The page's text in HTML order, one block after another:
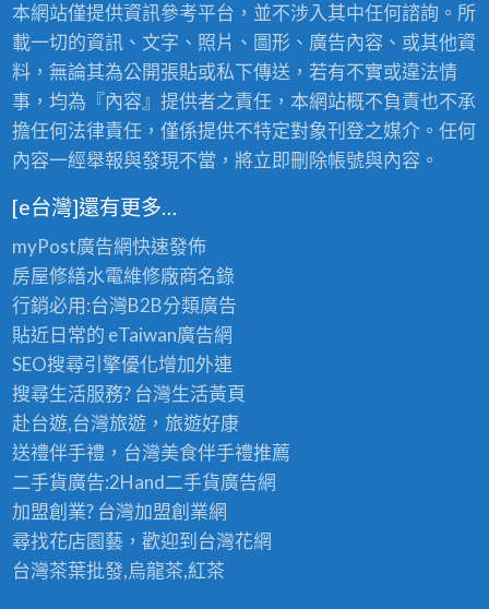
本網站僅提供資訊參考平台，並不涉入其中任何諮詢。所
載一切的資訊、文字、照片、圖形、廣告內容、或其他資
料，無論其為公開張貼或私下傳送，若有不實或違法情
事，均為『內容』提供者之責任，本網站概不負責也不承
擔任何法律責任，僅係提供不特定對象刊登之媒介。任何
內容一經舉報與發現不當，將立即刪除帳號與內容。
[e台灣]還有更多…
myPost廣告網快速發佈
房屋修繕水電維修廠商名錄
行銷必用:台灣B2B分類廣告
貼近日常的 eTaiwan廣告網
SEO搜尋引擎優化增加外連
搜尋生活服務? 台灣生活黃頁
赴台遊,台灣旅遊，旅遊好康
送禮伴手禮，台灣美食伴手禮推薦
二手貨廣告:2Hand二手貨廣告網
加盟創業? 台灣加盟創業網
尋找花店園藝，歡迎到台灣花網
台灣茶葉批發,烏龍茶,紅茶